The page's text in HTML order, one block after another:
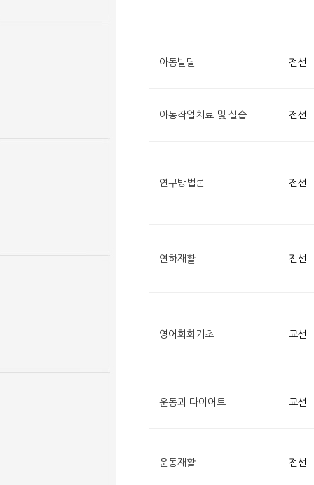
아동발달 전선
아동작업치료 및 실습 전선
연구방법론 전선
연하재활 전선
영어회화기초 교선
운동과 다이어트 교선
운동재활 전선